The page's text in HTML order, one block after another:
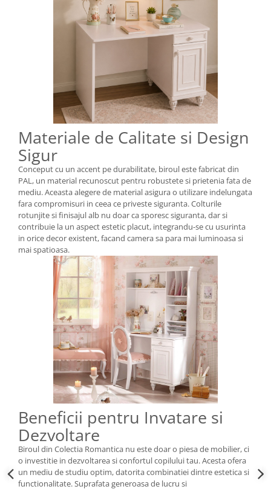
Materiale de Calitate si Design
Sigur
Conceput cu un accent pe durabilitate, biroul este fabricat din
PAL, un material recunoscut pentru robustete si prietenia fata de
mediu. Aceasta alegere de material asigura o utilizare indelungata
fara compromisuri in ceea ce priveste siguranta. Colturile
rotunjite si finisajul alb nu doar ca sporesc siguranta, dar si
contribuie la un aspect estetic placut, integrandu-se cu usurinta
in orice decor existent, facand camera sa para mai luminoasa si
mai spatioasa.
Beneficii pentru Invatare si
Dezvoltare
Biroul din Colectia Romantica nu este doar o piesa de mobilier, ci
o investitie in dezvoltarea si confortul copilului tau. Acesta ofera
un mediu de studiu optim, datorita combinatiei dintre estetica si
functionalitate. Suprafata generoasa de lucru si